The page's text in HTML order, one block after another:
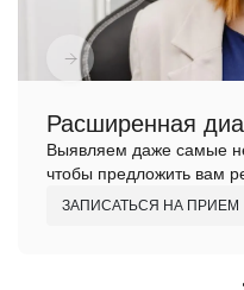
Расширенная
Выявляем даже самые
чтобы предложить вам
ЗАПИСАТЬСЯ НА ПРИЕМ